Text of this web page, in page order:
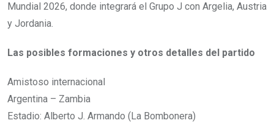
Mundial 2026, donde integrará el Grupo J con Argelia, Austria
y Jordania.
Las posibles formaciones y otros detalles del partido
Amistoso internacional
Argentina – Zambia
Estadio: Alberto J. Armando (La Bombonera)